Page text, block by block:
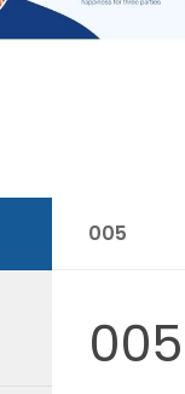
005
005